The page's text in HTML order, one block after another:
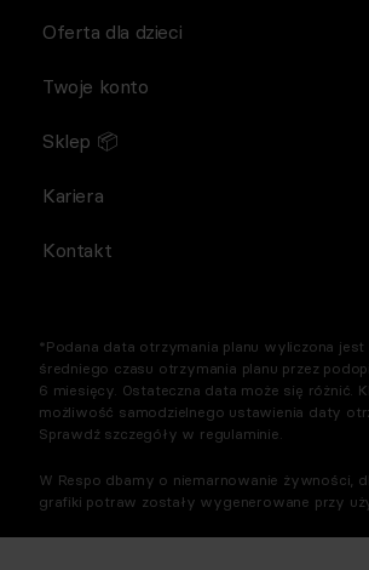
Oferta dla dzieci
Twoje konto
Sklep 📦
Kariera
Kontakt
*Podana data otrzymania planu wyliczona
średniego czasu otrzymania planu przez
6 miesięcy. Ostateczna data może się różnić.
możliwość samodzielnego ustawienia daty
Sprawdź szczegóły w regulaminie.
W Respo dbamy o niemarnowanie żywności,
grafiki potraw zostały wygenerowane przy